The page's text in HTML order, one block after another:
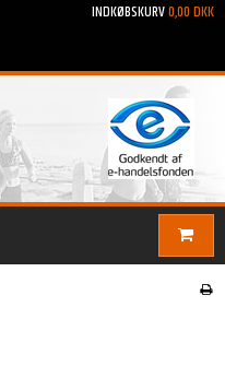
INDKØBSKURV0,00 DKK